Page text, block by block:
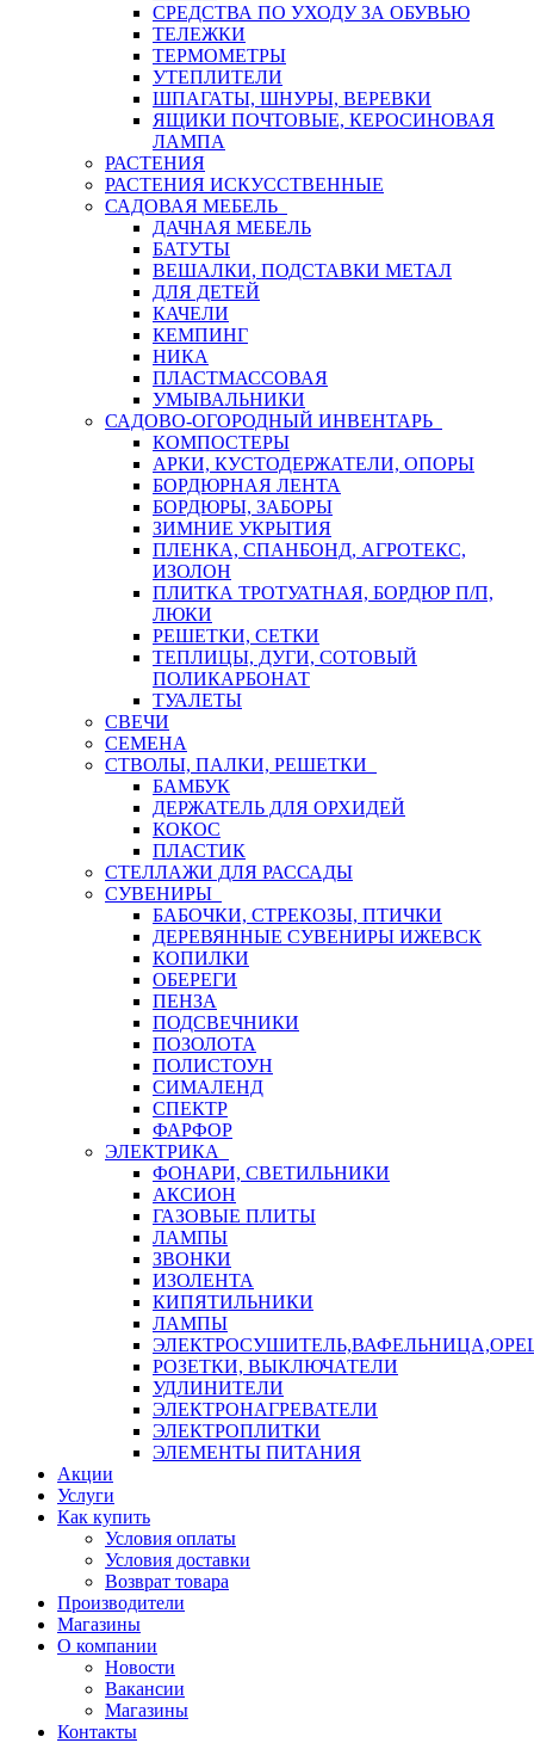
СРЕДСТВА ПО УХОДУ ЗА ОБУВЬЮ
ТЕЛЕЖКИ
ТЕРМОМЕТРЫ
УТЕПЛИТЕЛИ
ШПАГАТЫ, ШНУРЫ, ВЕРЕВКИ
ЯЩИКИ ПОЧТОВЫЕ, КЕРОСИНОВАЯ
ЛАМПА
РАСТЕНИЯ
РАСТЕНИЯ ИСКУССТВЕННЫЕ
САДОВАЯ МЕБЕЛЬ
ДАЧНАЯ МЕБЕЛЬ
БАТУТЫ
ВЕШАЛКИ, ПОДСТАВКИ МЕТАЛ
ДЛЯ ДЕТЕЙ
КАЧЕЛИ
КЕМПИНГ
НИКА
ПЛАСТМАССОВАЯ
УМЫВАЛЬНИКИ
САДОВО-ОГОРОДНЫЙ ИНВЕНТАРЬ
КОМПОСТЕРЫ
АРКИ, КУСТОДЕРЖАТЕЛИ, ОПОРЫ
БОРДЮРНАЯ ЛЕНТА
БОРДЮРЫ, ЗАБОРЫ
ЗИМНИЕ УКРЫТИЯ
ПЛЕНКА, СПАНБОНД, АГРОТЕКС,
ИЗОЛОН
ПЛИТКА ТРОТУАТНАЯ, БОРДЮР П/П,
ЛЮКИ
РЕШЕТКИ, СЕТКИ
ТЕПЛИЦЫ, ДУГИ, СОТОВЫЙ
ПОЛИКАРБОНАТ
ТУАЛЕТЫ
СВЕЧИ
СЕМЕНА
СТВОЛЫ, ПАЛКИ, РЕШЕТКИ
БАМБУК
ДЕРЖАТЕЛЬ ДЛЯ ОРХИДЕЙ
КОКОС
ПЛАСТИК
СТЕЛЛАЖИ ДЛЯ РАССАДЫ
СУВЕНИРЫ
БАБОЧКИ, СТРЕКОЗЫ, ПТИЧКИ
ДЕРЕВЯННЫЕ СУВЕНИРЫ ИЖЕВСК
КОПИЛКИ
ОБЕРЕГИ
ПЕНЗА
ПОДСВЕЧНИКИ
ПОЗОЛОТА
ПОЛИСТОУН
СИМАЛЕНД
СПЕКТР
ФАРФОР
ЭЛЕКТРИКА
ФОНАРИ, СВЕТИЛЬНИКИ
АКСИОН
ГАЗОВЫЕ ПЛИТЫ
ЛАМПЫ
ЗВОНКИ
ИЗОЛЕНТА
КИПЯТИЛЬНИКИ
ЛАМПЫ
РОЗЕТКИ, ВЫКЛЮЧАТЕЛИ
УДЛИНИТЕЛИ
ЭЛЕКТРОНАГРЕВАТЕЛИ
ЭЛЕКТРОПЛИТКИ
ЭЛЕМЕНТЫ ПИТАНИЯ
Акции
Услуги
Как купить
Условия оплаты
Условия доставки
Возврат товара
Производители
Магазины
О компании
Новости
Вакансии
Магазины
Контакты